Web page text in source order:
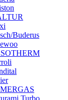
Buderus
Turbo